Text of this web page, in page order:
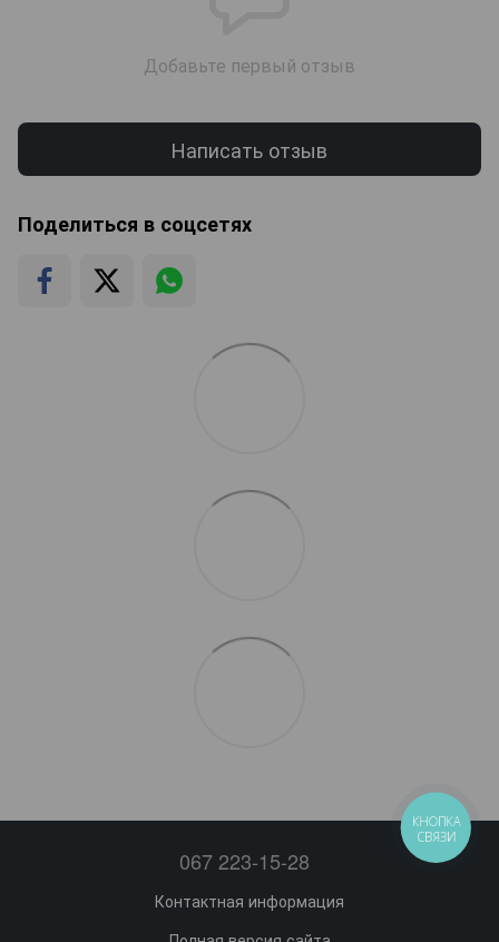
Добавьте первый отзыв
Написать отзыв
Поделиться в соцсетях
067 223-15-28
Контактная информация
КНОПКА
СВЯЗИ